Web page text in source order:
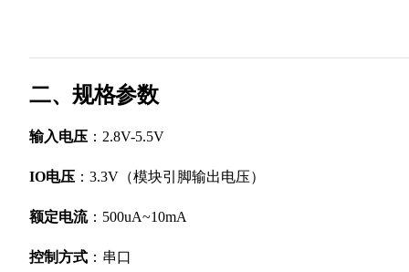
二、规格参数
输入电压 ：2.8V-5.5V
IO电压 ：3.3V（模块引脚输出电压）
额定电流：500uA~10mA
控制方式 ：串口